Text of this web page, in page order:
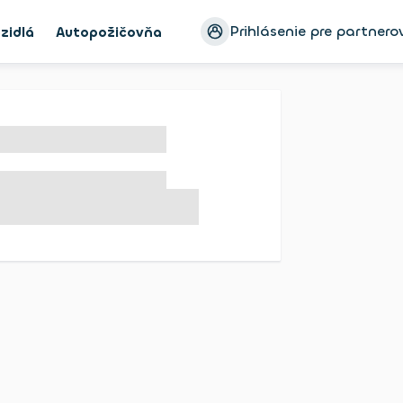
Autopožičovňa Ayvens Bike Blog
Prihlásenie pre